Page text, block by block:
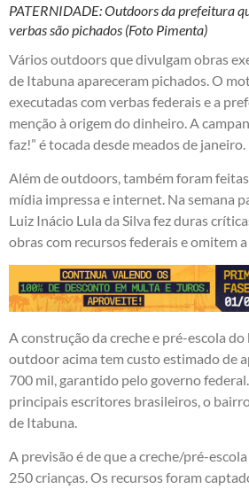
PATERNIDADE: Outdoors da prefeitura
verbas são pichados (Foto Pimenta)
Vários outdoors que divulgam obras
de Itabuna apareceram pichados. O
executadas com verbas federais e a
menção à origem do dinheiro. A
faz!” é tocada desde meados de janeiro.
Além de outdoors, também foram feitas
mídia impressa e internet. Na semana
Luiz Inácio Lula da Silva fez duras
obras com recursos federais e omitem
A construção da creche e pré-escola
outdoor acima tem custo estimado de
700 mil, garantido pelo governo
principais escritores brasileiros, o
de Itabuna.
A previsão é de que a creche/pré-
250 crianças. Os recursos foram